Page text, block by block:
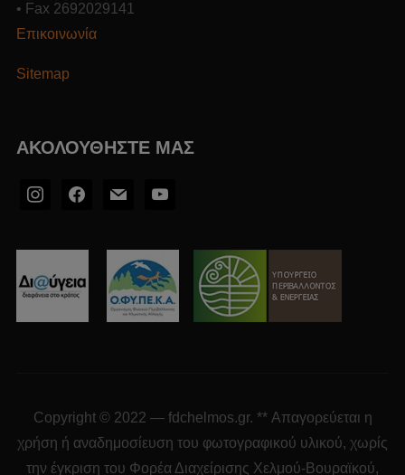
• Fax 2692029141
Επικοινωνία
Sitemap
ΑΚΟΛΟΥΘΉΣΤΕ ΜΑΣ
Copyright © 2022 — fdchelmos.gr. ** Απαγορεύεται η
χρήση ή αναδημοσίευση του φωτογραφικού υλικού, χωρίς
την έγκριση του Φορέα Διαχείρισης Χελμού-Βουραϊκού,